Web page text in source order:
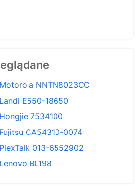
NNTN8023CC
E550-18650
7534100
CA54310-0074
013-6552902
BL198